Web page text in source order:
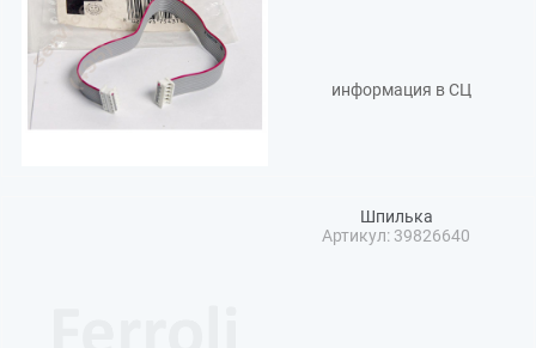
информация в СЦ
Шпилька
Артикул: 39826640